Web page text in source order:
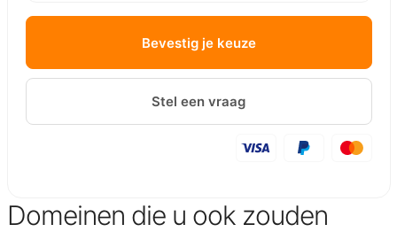
Bevestig je keuze
Stel een vraag
Domeinen die u ook zouden